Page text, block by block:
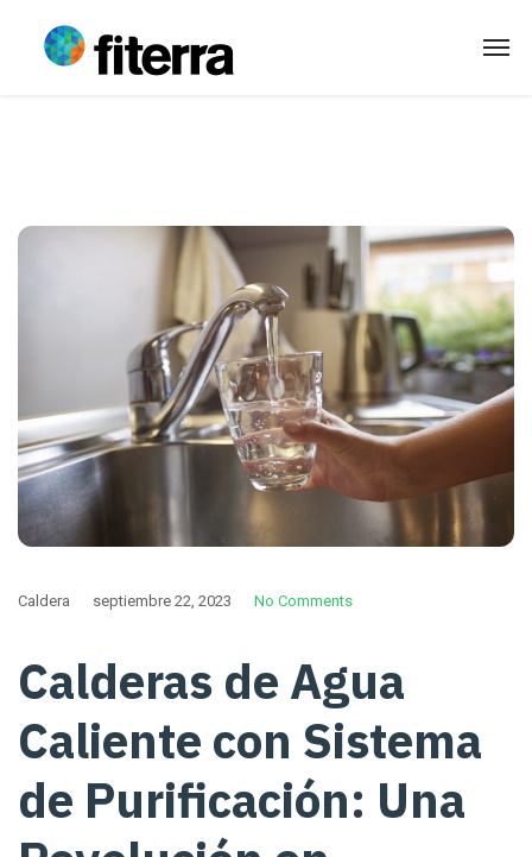
Caldera septiembre 22, 2023 No Comments
Calderas de Agua
Caliente con Sistema
de Purificación: Una